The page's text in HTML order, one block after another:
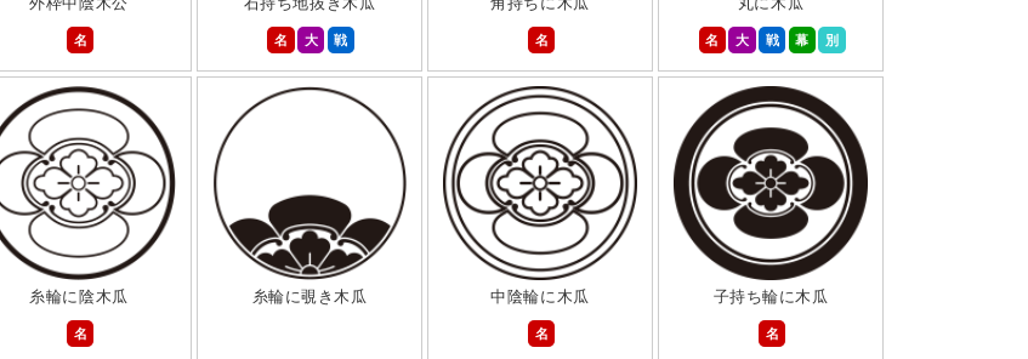
名
名
大 戦
名
名
大 戦 幕 別
糸輪に陰木瓜
名
糸輪に覗き木瓜
中陰輪に木瓜
名
子持ち輪に木瓜
名